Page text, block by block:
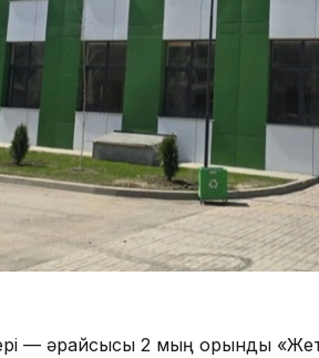
— әрқайсысы 2 мың орындық